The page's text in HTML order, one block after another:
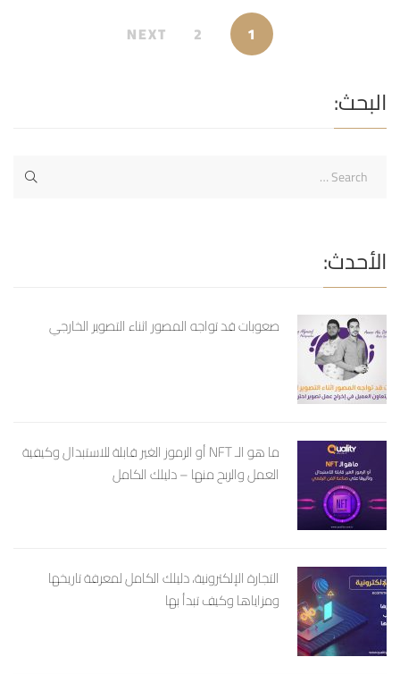
1
2
NEXT
البحث:
الأحدث:
صعوبات قد تواجه المصور اثناء التصوير الخارجي
ما هو الـ NFT أو الرموز الغير قابلة للاستبدال وكيفية
العمل والربح منها – دليلك الكامل
التجارة الإلكترونية، دليلك الكامل لمعرفة تاريخها
ومزاياها وكيف تبدأ بها